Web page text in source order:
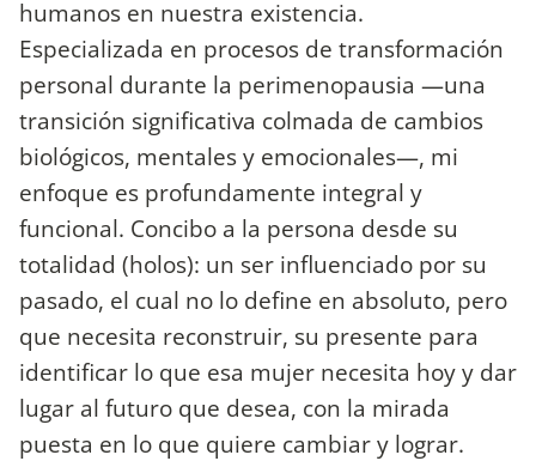
humanos en nuestra existencia.
Especializada en procesos de transformación
personal durante la perimenopausia —una
transición significativa colmada de cambios
biológicos, mentales y emocionales—, mi
enfoque es profundamente integral y
funcional. Concibo a la persona desde su
totalidad (holos): un ser influenciado por su
pasado, el cual no lo define en absoluto, pero
que necesita reconstruir, su presente para
identificar lo que esa mujer necesita hoy y dar
lugar al futuro que desea, con la mirada
puesta en lo que quiere cambiar y lograr.